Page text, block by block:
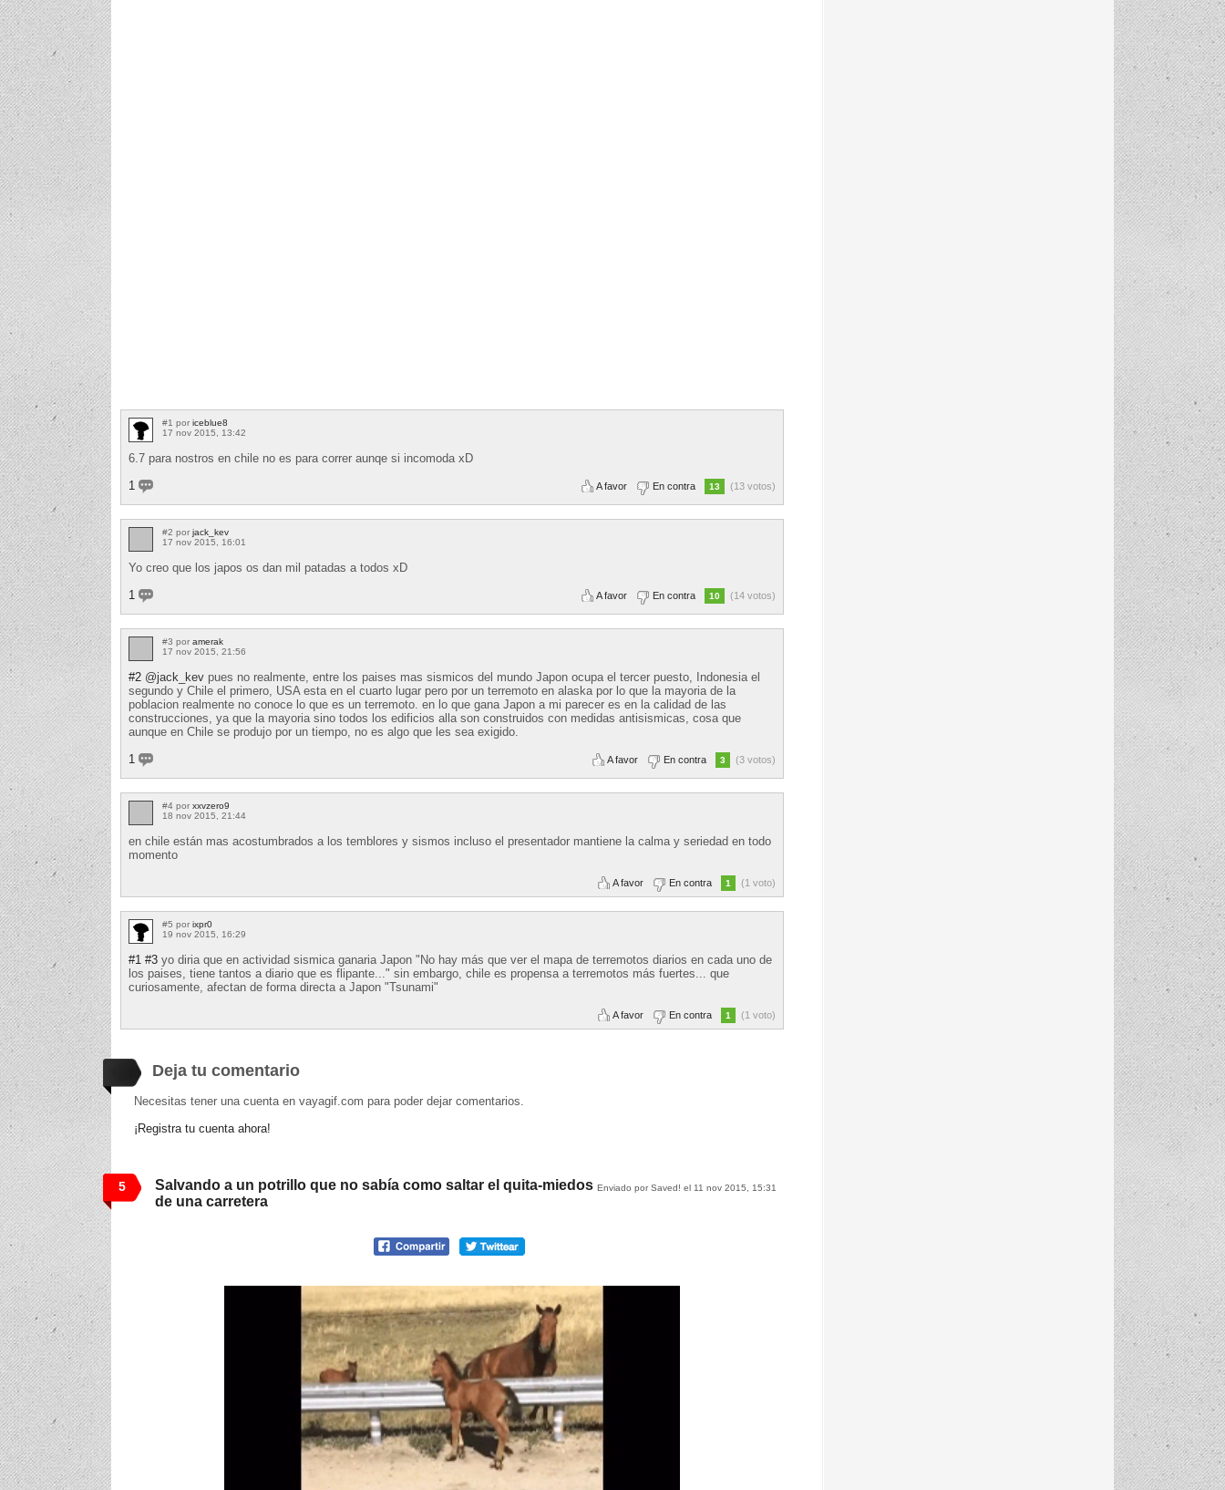
#1 por iceblue8
17 nov 2015, 13:42
6.7 para nostros en chile no es para correr aunqe si incomoda xD
1
A favor En contra 13 (13 votos)
#2 por jack_kev
17 nov 2015, 16:01
Yo creo que los japos os dan mil patadas a todos xD
1
A favor En contra 10 (14 votos)
#3 por amerak
17 nov 2015, 21:56
#2 @jack_kev pues no realmente, entre los paises mas sismicos del mundo Japon ocupa el tercer puesto, Indonesia el
segundo y Chile el primero, USA esta en el cuarto lugar pero por un terremoto en alaska por lo que la mayoria de la
poblacion realmente no conoce lo que es un terremoto. en lo que gana Japon a mi parecer es en la calidad de las
construcciones, ya que la mayoria sino todos los edificios alla son construidos con medidas antisismicas, cosa que
aunque en Chile se produjo por un tiempo, no es algo que les sea exigido.
1
A favor En contra 3 (3 votos)
#4 por xxvzero9
18 nov 2015, 21:44
en chile están mas acostumbrados a los temblores y sismos incluso el presentador mantiene la calma y seriedad en todo
momento
A favor En contra 1 (1 voto)
#5 por ixpr0
19 nov 2015, 16:29
#1 #3 yo diria que en actividad sismica ganaria Japon "No hay más que ver el mapa de terremotos diarios en cada uno de
los paises, tiene tantos a diario que es flipante..." sin embargo, chile es propensa a terremotos más fuertes... que
curiosamente, afectan de forma directa a Japon "Tsunami"
A favor En contra 1 (1 voto)
Deja tu comentario
Necesitas tener una cuenta en vayagif.com para poder dejar comentarios.
¡Registra tu cuenta ahora!
5 Enviado por Saved! el 11 nov 2015, 15:31
Salvando a un potrillo que no sabía como saltar el quita-miedos
de una carretera